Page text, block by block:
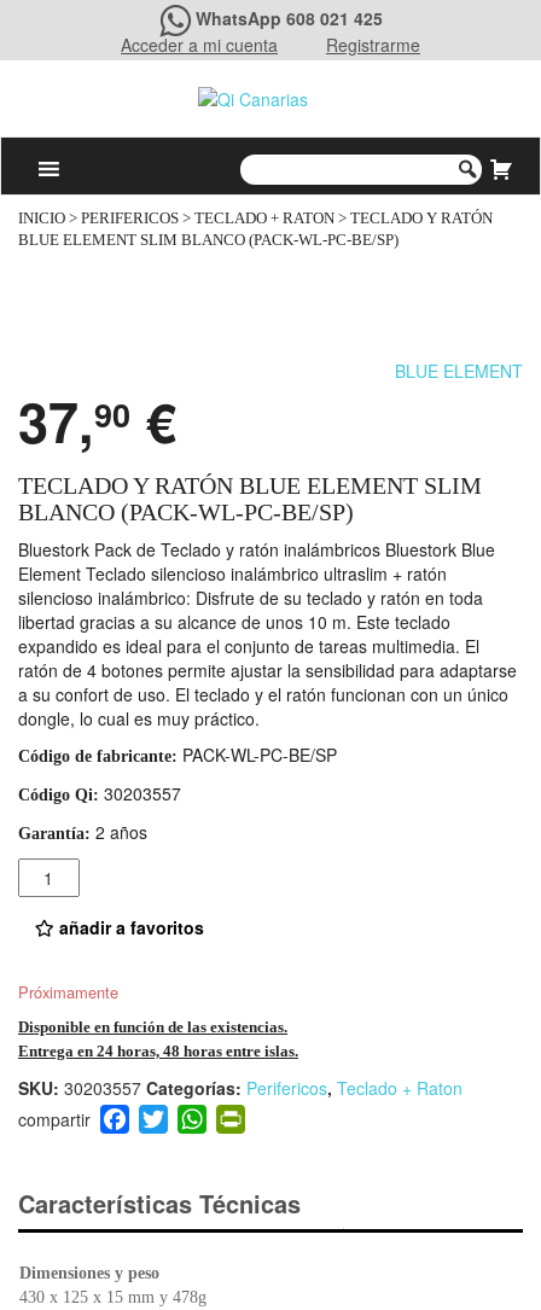
WhatsApp 608 021 425
Acceder a mi cuenta
Registrarme
INICIO > PERIFERICOS > TECLADO + RATON > TECLADO Y RATÓN
BLUE ELEMENT SLIM BLANCO (PACK-WL-PC-BE/SP)
BLUE ELEMENT
37,90 €
TECLADO Y RATÓN BLUE ELEMENT SLIM
BLANCO (PACK-WL-PC-BE/SP)
Bluestork Pack de Teclado y ratón inalámbricos Bluestork Blue
Element Teclado silencioso inalámbrico ultraslim + ratón
silencioso inalámbrico: Disfrute de su teclado y ratón en toda
libertad gracias a su alcance de unos 10 m. Este teclado
expandido es ideal para el conjunto de tareas multimedia. El
ratón de 4 botones permite ajustar la sensibilidad para adaptarse
a su confort de uso. El teclado y el ratón funcionan con un único
dongle, lo cual es muy práctico.
Código de fabricante: PACK-WL-PC-BE/SP
Código Qi: 30203557
Garantía: 2 años
Cantidad
añadir a favoritos
Próximamente
Disponible en función de las existencias.
Entrega en 24 horas, 48 horas entre islas.
SKU: 30203557 Categorías: Perifericos, Teclado + Raton
F
a
e
b
o
o
T
wi
er
W
h
s
A
ri
e
Características Técnicas
Dimensiones y peso
430 x 125 x 15 mm y 478g